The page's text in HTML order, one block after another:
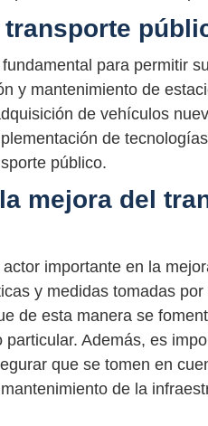
para permitir
y mantenimiento de
de vehículos
de
público.
mejora del
importante en la
y medidas tomadas
de esta manera se
Además, es
que se tomen en
de la